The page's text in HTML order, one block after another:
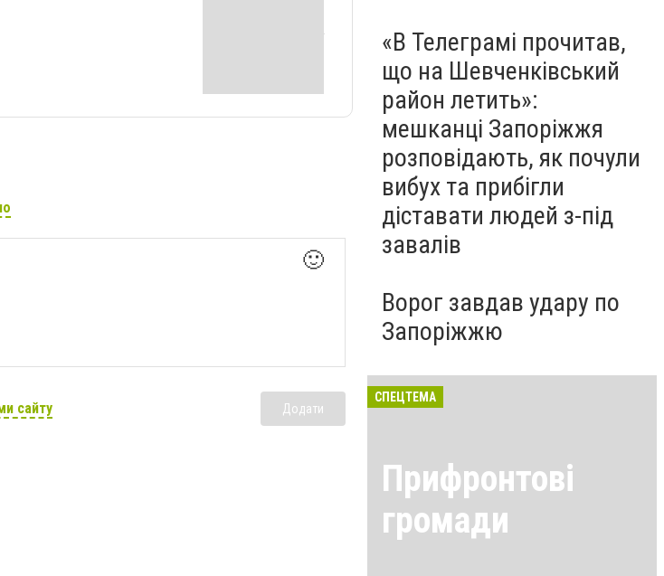
🙂
сайту Додати
«В Телеграмі прочитав,
що на Шевченківський
район летить»:
мешканці Запоріжжя
розповідають, як почули
вибух та прибігли
діставати людей з-під
завалів
Ворог завдав удару по
Запоріжжю
СПЕЦТЕМА
Прифронтові
громади